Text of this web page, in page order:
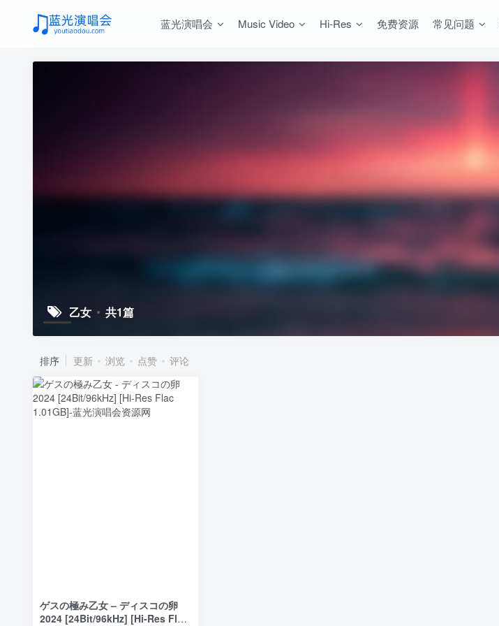
蓝光演唱会 Music Video Hi-Res 免费资源 常见问题
乙女 共1篇
排序 更新 浏览 点赞 评论
ゲスの極み乙女 – ディスコの卵
2024 [24Bit/96kHz] [Hi-Res Flac